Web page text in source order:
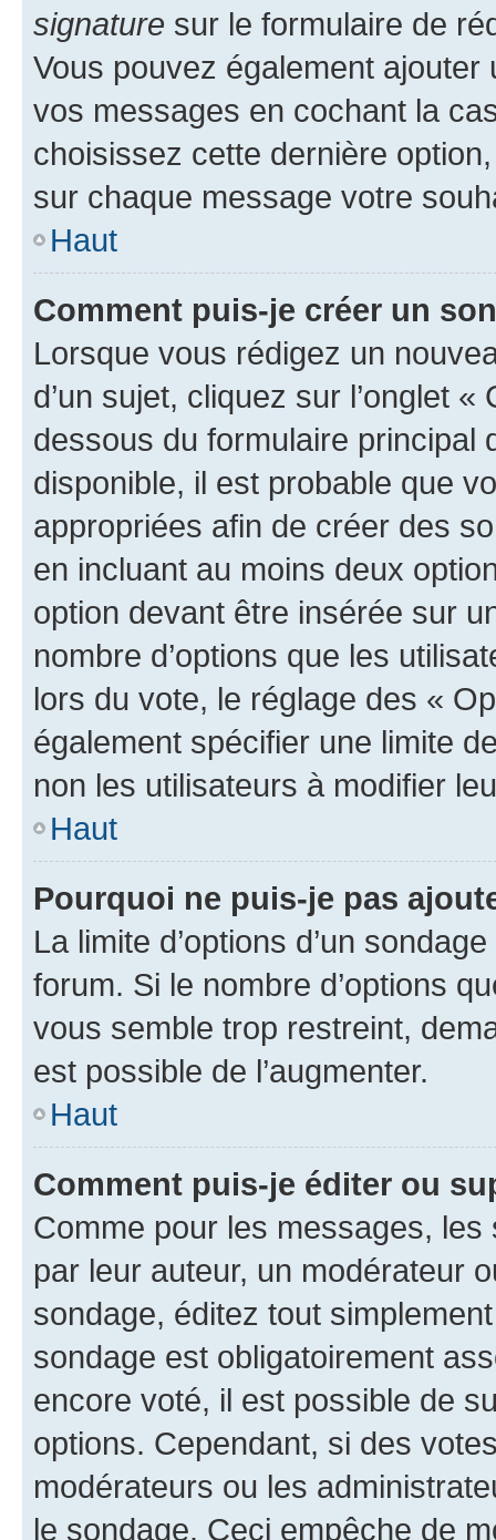
signature sur le formulaire de
Vous pouvez également
vos messages en cochant la
choisissez cette dernière
sur chaque message votre
Haut
Comment puis-je créer un
Lorsque vous rédigez un
d’un sujet, cliquez sur l’onglet
dessous du formulaire principal
disponible, il est probable que
appropriées afin de créer des
en incluant au moins deux
option devant être insérée sur
nombre d’options que les
lors du vote, le réglage des «
également spécifier une limite
non les utilisateurs à modifier
Haut
Pourquoi ne puis-je pas
La limite d’options d’un
forum. Si le nombre d’options
vous semble trop restreint,
est possible de l’augmenter.
Haut
Comment puis-je éditer ou
Comme pour les messages,
par leur auteur, un modérateur
sondage, éditez tout
sondage est obligatoirement
encore voté, il est possible de
options. Cependant, si des
modérateurs ou les
le sondage. Ceci empêche de